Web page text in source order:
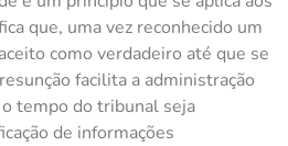
que, uma vez reconhecido um
como verdadeiro até que se
facilita a administração
tempo do tribunal seja
de informações